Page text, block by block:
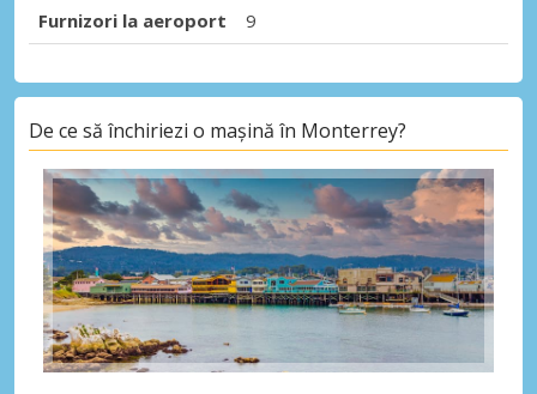
Furnizori la aeroport 9
De ce să închiriezi o mașină în Monterrey?